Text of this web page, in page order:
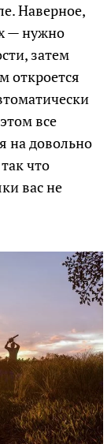
Наверное,
— нужно
затем
откроется
все
на довольно
что
вас не